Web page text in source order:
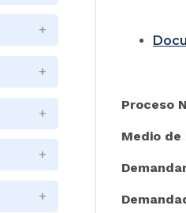
Proceso
Medio de